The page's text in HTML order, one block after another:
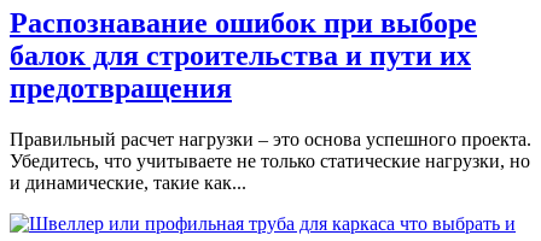
Распознавание ошибок при выборе
балок для строительства и пути их
предотвращения
Правильный расчет нагрузки – это основа успешного проекта.
Убедитесь, что учитываете не только статические нагрузки, но
и динамические, такие как...